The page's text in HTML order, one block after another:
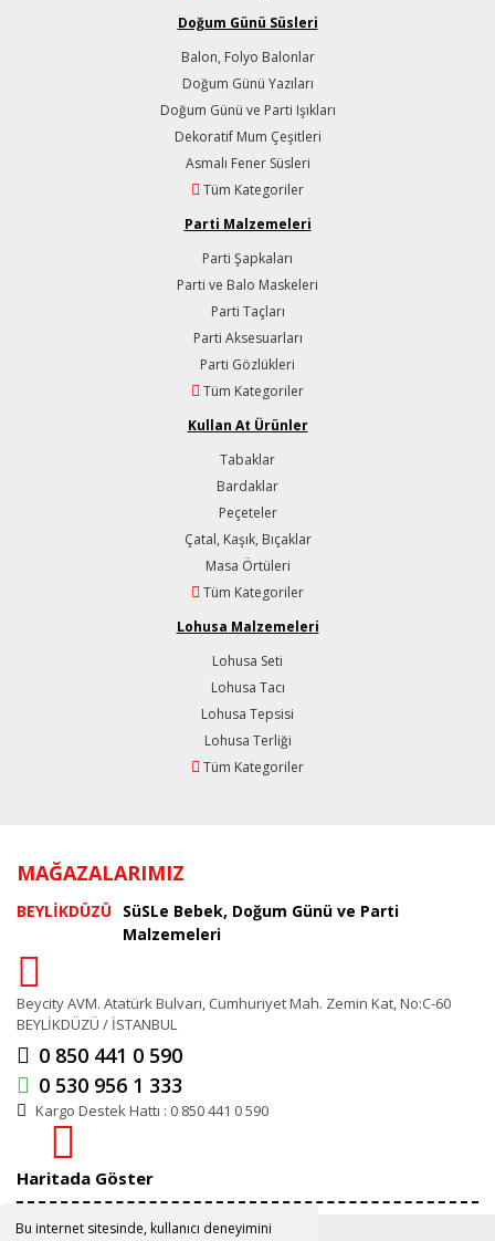
Bu internet sitesinde, kullanıcı deneyimini
Doğum Günü Süsleri
Balon, Folyo Balonlar
Doğum Günü Yazıları
Doğum Günü ve Parti Işıkları
Dekoratif Mum Çeşitleri
Asmalı Fener Süsleri
Tüm Kategoriler
Parti Malzemeleri
Parti Şapkaları
Parti ve Balo Maskeleri
Parti Taçları
Parti Aksesuarları
Parti Gözlükleri
Tüm Kategoriler
Kullan At Ürünler
Tabaklar
Bardaklar
Peçeteler
Çatal, Kaşık, Bıçaklar
Masa Örtüleri
Tüm Kategoriler
Lohusa Malzemeleri
Lohusa Seti
Lohusa Tacı
Lohusa Tepsisi
Lohusa Terliği
Tüm Kategoriler
MAĞAZALARIMIZ
BEYLİKDÜZÜ SüSLe Bebek, Doğum Günü ve Parti
Malzemeleri
Beycity AVM. Atatürk Bulvarı, Cumhuriyet Mah. Zemin Kat, No:C-60
BEYLİKDÜZÜ / İSTANBUL
0 850 441 0 590
0 530 956 1 333
Kargo Destek Hattı : 0 850 441 0 590
Haritada Göster